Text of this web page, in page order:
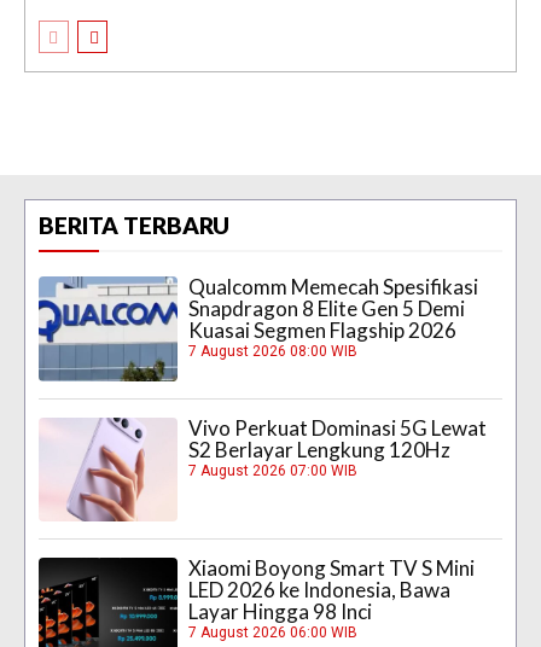
BERITA TERBARU
Qualcomm Memecah Spesifikasi
Snapdragon 8 Elite Gen 5 Demi
Kuasai Segmen Flagship 2026
7 August 2026 08:00 WIB
Vivo Perkuat Dominasi 5G Lewat
S2 Berlayar Lengkung 120Hz
7 August 2026 07:00 WIB
Xiaomi Boyong Smart TV S Mini
LED 2026 ke Indonesia, Bawa
Layar Hingga 98 Inci
7 August 2026 06:00 WIB